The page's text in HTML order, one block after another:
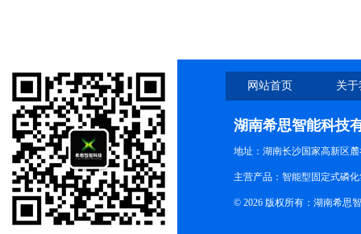
网站首页 关
湖南希思智能科技
地址：湖南长沙国家高新区
主营产品：智能型固定式磷
© 2026 版权所有：湖南希思